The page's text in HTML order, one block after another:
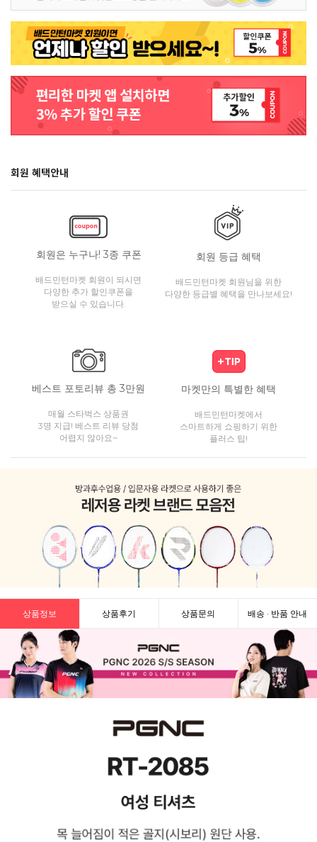
회원 혜택안내
회원은 누구나! 3종 쿠폰
배드민턴마켓 회원이 되시면
다양한 추가 할인쿠폰을
받으실 수 있습니다.
회원 등급 혜택
배드민턴마켓 회원님을 위한
다양한 등급별 혜택을 만나보세요!
베스트 포토리뷰 총 3만원
매월 스타벅스 상품권
3명 지급! 베스트 리뷰 당첨
어렵지 않아요~
마켓만의 특별한 혜택
배드민턴마켓에서
스마트하게 쇼핑하기 위한
플러스 팁!
상품정보 상품후기 상품문의 배송 · 반품 안내